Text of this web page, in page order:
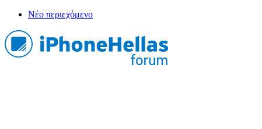
Νέο περιεχόμενο